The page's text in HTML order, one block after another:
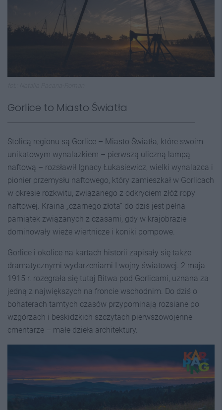
Gorlice to Miasto Światła
Stolicą regionu są Gorlice – Miasto Światła, które swoim
unikatowym wynalazkiem – pierwszą uliczną lampą
naftową – rozsławił Ignacy Łukasiewicz, wielki wynalazca i
pionier przemysłu naftowego, który zamieszkał w Gorlicach
w okresie rozkwitu, związanego z odkryciem złóż ropy
naftowej. Kraina „czarnego złota” do dziś jest pełna
pamiątek związanych z czasami, gdy w krajobrazie
dominowały wieże wiertnicze i koniki pompowe.
Gorlice i okolice na kartach historii zapisały się także
dramatycznymi wydarzeniami I wojny światowej. 2 maja
1915 r. rozegrała się tutaj Bitwa pod Gorlicami, uznana za
jedną z największych na froncie wschodnim. Do dziś o
bohaterach tamtych czasów przypominają rozsiane po
wzgórzach i beskidzkich szczytach pierwszowojenne
cmentarze – małe dzieła architektury.